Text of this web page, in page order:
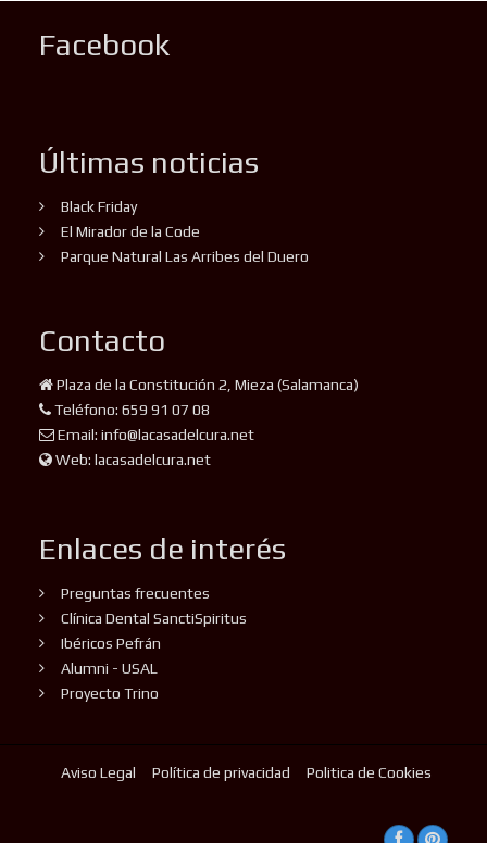
Facebook
Últimas noticias
Black Friday
El Mirador de la Code
Parque Natural Las Arribes del Duero
Contacto
Plaza de la Constitución 2, Mieza (Salamanca)
Teléfono: 659 91 07 08
Email: info@lacasadelcura.net
Web: lacasadelcura.net
Enlaces de interés
Preguntas frecuentes
Clínica Dental SanctiSpiritus
Ibéricos Pefrán
Alumni - USAL
Proyecto Trino
Aviso Legal Política de privacidad Politica de Cookies